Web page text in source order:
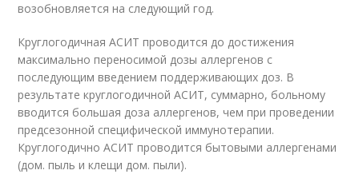
возобновляется на следующий год.
Круглогодичная АСИТ проводится до достижения
максимально переносимой дозы аллергенов с
последующим введением поддерживающих доз. В
результате круглогодичной АСИТ, суммарно, больному
вводится большая доза аллергенов, чем при проведении
предсезонной специфической иммунотерапии.
Круглогодично АСИТ проводится бытовыми аллергенами
(дом. пыль и клещи дом. пыли).